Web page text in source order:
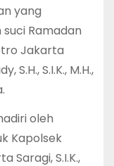
yang
Ramadan
Jakarta
S.H., S.I.K., M.H.,
oleh
Kapolsek
Saragi, S.I.K.,